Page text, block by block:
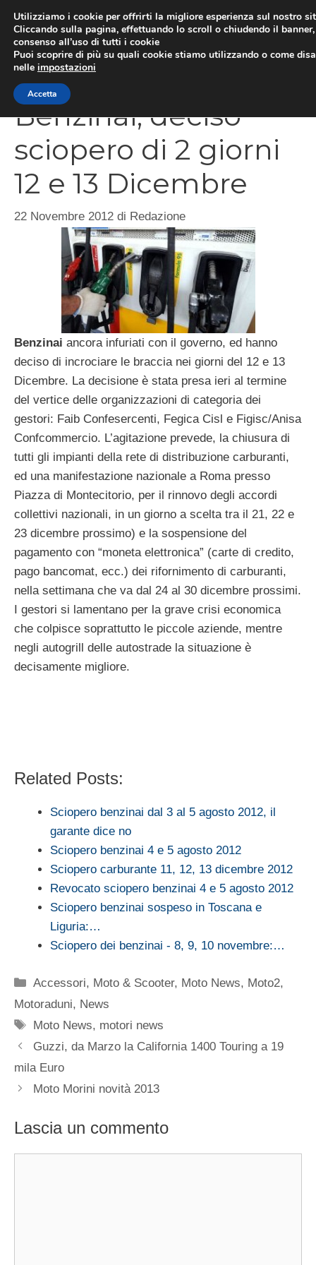
contenuto
Benzinai, deciso
sciopero di 2 giorni
12 e 13 Dicembre
22 Novembre 2012 di Redazione
Benzinai ancora infuriati con il governo, ed hanno
deciso di incrociare le braccia nei giorni del 12 e 13
Dicembre. La decisione è stata presa ieri al termine
del vertice delle organizzazioni di categoria dei
gestori: Faib Confesercenti, Fegica Cisl e Figisc/Anisa
Confcommercio. L’agitazione prevede, la chiusura di
tutti gli impianti della rete di distribuzione carburanti,
ed una manifestazione nazionale a Roma presso
Piazza di Montecitorio, per il rinnovo degli accordi
collettivi nazionali, in un giorno a scelta tra il 21, 22 e
23 dicembre prossimo) e la sospensione del
pagamento con “moneta elettronica” (carte di credito,
pago bancomat, ecc.) dei rifornimento di carburanti,
nella settimana che va dal 24 al 30 dicembre prossimi.
I gestori si lamentano per la grave crisi economica
che colpisce soprattutto le piccole aziende, mentre
negli autogrill delle autostrade la situazione è
decisamente migliore.
Related Posts:
Sciopero benzinai dal 3 al 5 agosto 2012, il
garante dice no
Sciopero benzinai 4 e 5 agosto 2012
Sciopero carburante 11, 12, 13 dicembre 2012
Revocato sciopero benzinai 4 e 5 agosto 2012
Sciopero benzinai sospeso in Toscana e
Liguria:…
Sciopero dei benzinai - 8, 9, 10 novembre:…
Categorie
Accessori, Moto & Scooter, Moto News, Moto2,
Motoraduni, News
Tag
Moto News, motori news
Guzzi, da Marzo la California 1400 Touring a 19
mila Euro
Moto Morini novità 2013
Lascia un commento
Utilizziamo i cookie per offrirti la migliore esperienza sul nostro
Cliccando sulla pagina, effettuando lo scroll o chiudendo il
consenso all’uso di tutti i cookie
Puoi scoprire di più su quali cookie stiamo utilizzando o come
nelle impostazioni
Accetta